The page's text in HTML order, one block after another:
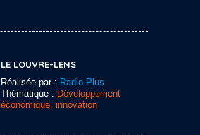
LE LOUVRE-LENS
Réalisée par : Radio Plus
Thématique : Développement
économique, innovation